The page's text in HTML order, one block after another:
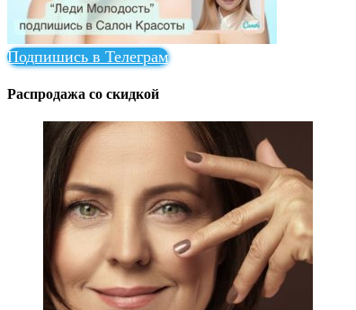
Подпишись в Телеграм
Распродажа со скидкой